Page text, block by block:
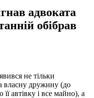
адвоката
обібрав
не тільки
власну дружину (до
автівку і все майно), а